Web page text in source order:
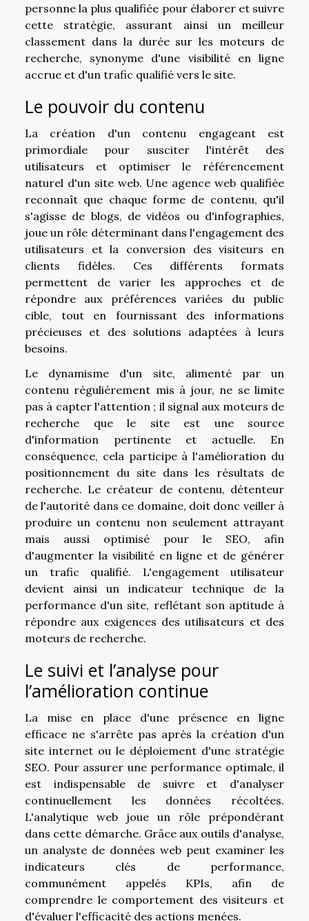
personne la plus qualifiée pour élaborer et suivre
cette stratégie, assurant ainsi un meilleur
classement dans la durée sur les moteurs de
recherche, synonyme d'une visibilité en ligne
accrue et d'un trafic qualifié vers le site.
Le pouvoir du contenu
La création d'un contenu engageant est
primordiale pour susciter l'intérêt des
utilisateurs et optimiser le référencement
naturel d'un site web. Une agence web qualifiée
reconnaît que chaque forme de contenu, qu'il
s'agisse de blogs, de vidéos ou d'infographies,
joue un rôle déterminant dans l'engagement des
utilisateurs et la conversion des visiteurs en
clients fidèles. Ces différents formats
permettent de varier les approches et de
répondre aux préférences variées du public
cible, tout en fournissant des informations
précieuses et des solutions adaptées à leurs
besoins.
Le dynamisme d'un site, alimenté par un
contenu régulièrement mis à jour, ne se limite
pas à capter l'attention ; il signal aux moteurs de
recherche que le site est une source
d'information pertinente et actuelle. En
conséquence, cela participe à l'amélioration du
positionnement du site dans les résultats de
recherche. Le créateur de contenu, détenteur
de l'autorité dans ce domaine, doit donc veiller à
produire un contenu non seulement attrayant
mais aussi optimisé pour le SEO, afin
d'augmenter la visibilité en ligne et de générer
un trafic qualifié. L'engagement utilisateur
devient ainsi un indicateur technique de la
performance d'un site, reflétant son aptitude à
répondre aux exigences des utilisateurs et des
moteurs de recherche.
Le suivi et l’analyse pour
l’amélioration continue
La mise en place d'une présence en ligne
efficace ne s'arrête pas après la création d'un
site internet ou le déploiement d'une stratégie
SEO. Pour assurer une performance optimale, il
est indispensable de suivre et d'analyser
continuellement les données récoltées.
L'analytique web joue un rôle prépondérant
dans cette démarche. Grâce aux outils d'analyse,
un analyste de données web peut examiner les
indicateurs clés de performance,
communément appelés KPIs, afin de
comprendre le comportement des visiteurs et
d'évaluer l'efficacité des actions menées.